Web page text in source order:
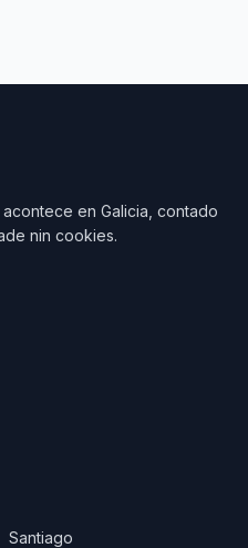
en Galicia, contado
nin cookies.
Santiago